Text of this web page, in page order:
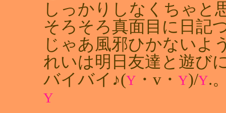
しっかりしなくちゃと
そろそろ真面目に日記
じゃあ風邪ひかないよ
れいは明日友達と遊び
バイバイ♪(Y ・v・ Y)/Y.
Y